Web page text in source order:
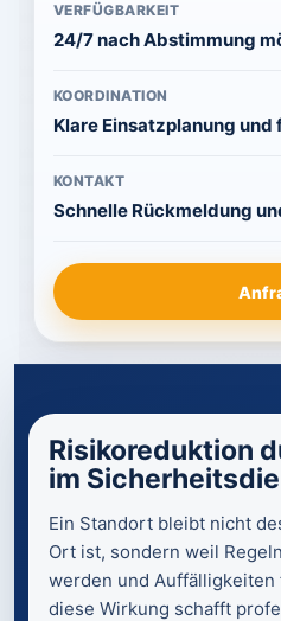
VERFÜGBARKEIT
24/7 nach Abstimmung
KOORDINATION
Klare Einsatzplanung
KONTAKT
Schnelle Rückmeldung
Risikoreduktion
im
Ein Standort bleibt nicht
Ort ist, sondern weil
werden und
diese Wirkung schafft